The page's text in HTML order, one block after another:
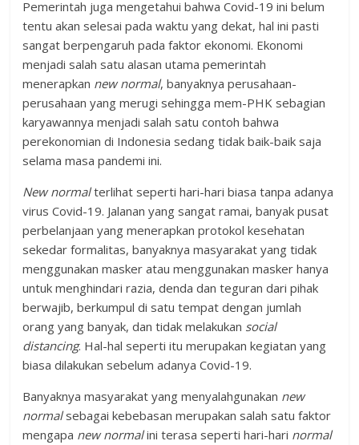
Pemerintah juga mengetahui bahwa Covid-19 ini belum
tentu akan selesai pada waktu yang dekat, hal ini pasti
sangat berpengaruh pada faktor ekonomi. Ekonomi
menjadi salah satu alasan utama pemerintah
menerapkan new normal, banyaknya perusahaan-
perusahaan yang merugi sehingga mem-PHK sebagian
karyawannya menjadi salah satu contoh bahwa
perekonomian di Indonesia sedang tidak baik-baik saja
selama masa pandemi ini.
New normalterlihat seperti hari-hari biasa tanpa adanya
virus Covid-19. Jalanan yang sangat ramai, banyak pusat
perbelanjaan yang menerapkan protokol kesehatan
sekedar formalitas, banyaknya masyarakat yang tidak
menggunakan masker atau menggunakan masker hanya
untuk menghindari razia, denda dan teguran dari pihak
berwajib, berkumpul di satu tempat dengan jumlah
orang yang banyak, dan tidak melakukan social
distancing. Hal-hal seperti itu merupakan kegiatan yang
biasa dilakukan sebelum adanya Covid-19.
Banyaknya masyarakat yang menyalahgunakan new
normalsebagai kebebasan merupakan salah satu faktor
mengapa new normalini terasa seperti hari-hari normal